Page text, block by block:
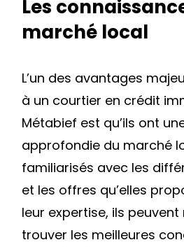
Les
marché local
L’un des avantages
à un courtier en crédit
Métabief est qu’ils ont
approfondie du marché
familiarisés avec les
et les offres qu’elles
leur expertise, ils
trouver les meilleures